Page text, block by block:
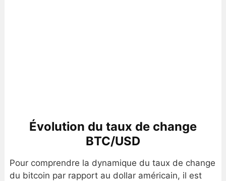
Évolution du taux de change
BTC/USD
Pour comprendre la dynamique du taux de change
du bitcoin par rapport au dollar américain, il est